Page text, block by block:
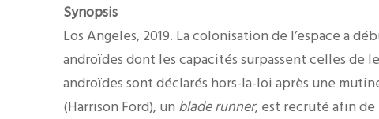
Synopsis
Los Angeles, 2019. La colonisation de l’espace a
androïdes dont les capacités surpassent celles de
androïdes sont déclarés hors-la-loi après une
(Harrison Ford), un blade runner, est recruté afin